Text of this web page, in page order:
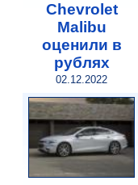
Chevrolet
Malibu
оценили в
рублях
02.12.2022